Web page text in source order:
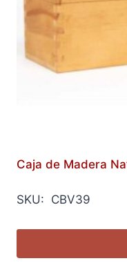
Caja de Madera
SKU: CBV39